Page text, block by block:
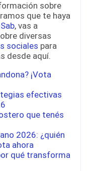
sobre
que te haya
, vas a
diversas
sociales para
desde aquí.
¡Vota
efectivas
que tenés
2026: ¿quién
ahora
qué transforma